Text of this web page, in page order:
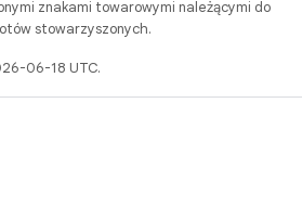
znakami towarowymi należącymi do
stowarzyszonych.
06-18 UTC.